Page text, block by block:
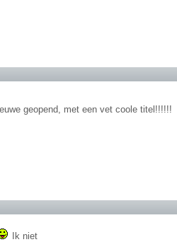
geopend, met een vet coole titel!!!!!!
Ik niet